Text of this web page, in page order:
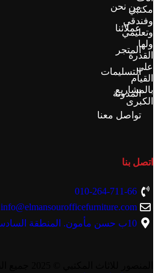
مكتبي
وفندقي
وتعليمي
ولها
القدرة
علي
القيام
بالمشاريع
الكبرى
من نحن
عملائنا
المتجر
التسليمات
المدونة
تواصل معنا
اتصل بنا
010-264-711-66
info@elmansourofficefurniture.com
10ب حسن مأمون. المنطقة السادسة.مدينة نصر